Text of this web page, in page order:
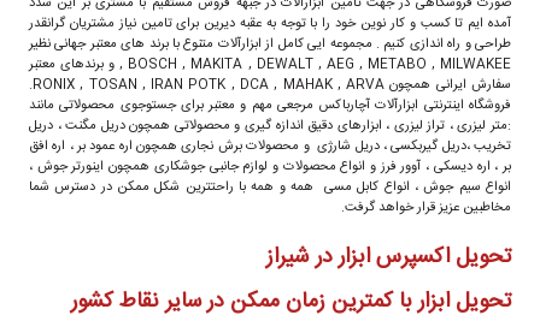
آمده ایم تا کسب و کار نوین خود را با توجه به عقبه دیرین برای تامین نیاز مشتریان گرانقدر
طراحی و راه اندازی کنیم . مجموعه ایی کامل از ابزارآلات متنوع با برند های معتبر جهانی نظیر
BOSCH , MAKITA , DEWALT , AEG , METABO , MILWAKEE , و برندهای معتبر
سفارش ایرانی همچون RONIX , TOSAN , IRAN POTK , DCA , MAHAK , ARVA.
فروشگاه اینترنتی ابزارآلات آچارباکس مرجعی مهم و معتبر برای جستوجوی محصولاتی مانند
:متر لیزری ، تراز لیزری ، ابزارهای دقیق اندازه گیری و محصولاتی همچون دریل مگنت ، دریل
تخریب ،دریل گیربکسی ، دریل شارژی و محصولات برش نجاری همچون اره عمود بر ، اره افق
بر ، اره دیسکی ، آوور فرز و انواع محصولات و لوازم جانبی جوشکاری همچون اینورتر جوش ،
انواع سیم جوش ، انواع کابل مسی همه و همه با راحتترین شکل ممکن در دسترس شما
مخاطبین عزیز قرار خواهد گرفت.
تحویل اکسپرس ابزار در شیراز
تحویل ابزار با کمترین زمان ممکن در سایر نقاط کشور